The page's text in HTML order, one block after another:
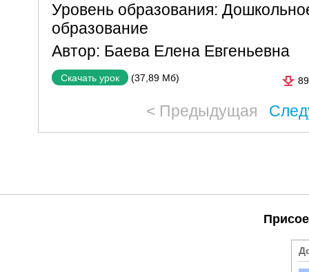
Уровень образования:
образование
Автор: Баева Елена Евгеньевна
Скачать урок (37,89 Мб) 89
< Предыдущая